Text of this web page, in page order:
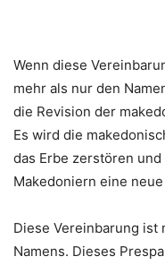
Wenn diese
mehr als nur den
die Revision der
Es wird die
das Erbe zerstören
Makedoniern eine
Diese Vereinbarung ist
Namens. Dieses